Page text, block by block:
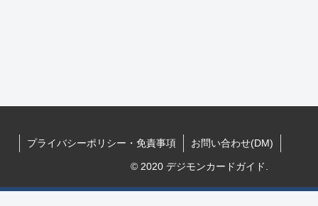
プライバシーポリシー・免責事項 お問い合わせ(DM)
© 2020 デジモンカードガイド.